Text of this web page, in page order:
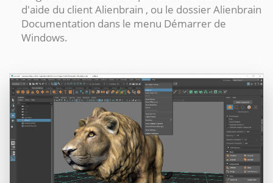
d'aide du client Alienbrain , ou le dossier Alienbrain
Documentation dans le menu Démarrer de
Windows.